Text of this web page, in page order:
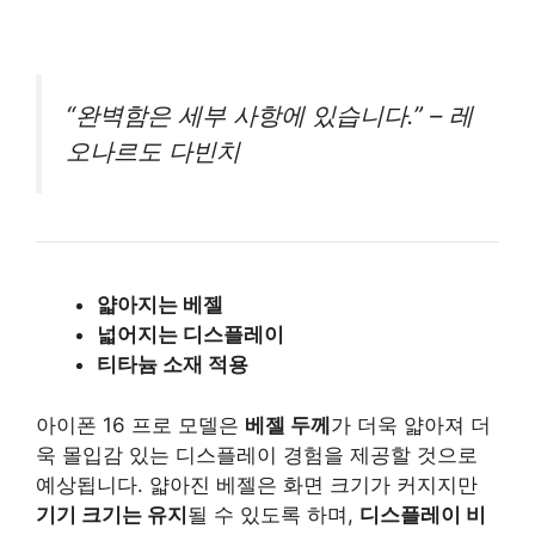
“완벽함은 세부 사항에 있습니다.” – 레
오나르도 다빈치
얇아지는 베젤
넓어지는 디스플레이
티타늄 소재 적용
아이폰 16 프로 모델은 베젤 두께가 더욱 얇아져 더
욱 몰입감 있는 디스플레이 경험을 제공할 것으로
예상됩니다. 얇아진 베젤은 화면 크기가 커지지만
기기 크기는 유지될 수 있도록 하며, 디스플레이 비